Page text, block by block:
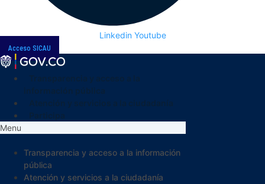
Linkedin Youtube
Acceso SICAU
Menu
Transparencia y acceso a la información
pública
Atención y servicios a la ciudadanía